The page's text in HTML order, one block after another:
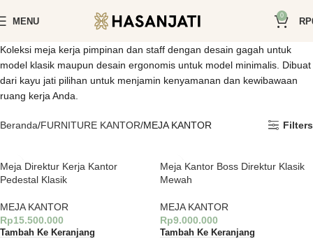
MENU
0
RP
Koleksi meja kerja pimpinan dan staff dengan desain gagah untuk
model klasik maupun desain ergonomis untuk model minimalis. Dibuat
dari kayu jati pilihan untuk menjamin kenyamanan dan kewibawaan
ruang kerja Anda.
Beranda FURNITURE KANTOR MEJA KANTOR Filters
Meja Direktur Kerja Kantor
Pedestal Klasik
MEJA KANTOR
Rp15.500.000
Tambah Ke Keranjang
Meja Kantor Boss Direktur Klasik
Mewah
MEJA KANTOR
Rp9.000.000
Tambah Ke Keranjang